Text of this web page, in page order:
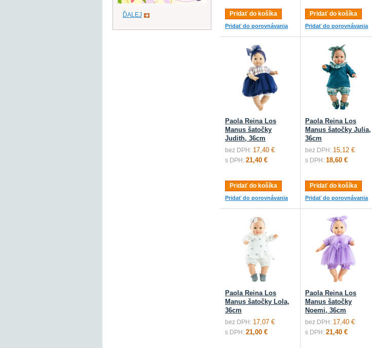
Pridať do košíka
Pridať do porovnávania
Pridať do košíka
Pridať do porovnávania
Paola Reina Los
Manus šatočky
Judith, 36cm
bez DPH: 17,40 €
s DPH: 21,40 €
Pridať do košíka
Pridať do porovnávania
Paola Reina Los
Manus šatočky Julia,
36cm
bez DPH: 15,12 €
s DPH: 18,60 €
Pridať do košíka
Pridať do porovnávania
Paola Reina Los
Manus šatočky Lola,
36cm
bez DPH: 17,07 €
s DPH: 21,00 €
Paola Reina Los
Manus šatočky
Noemi, 36cm
bez DPH: 17,40 €
s DPH: 21,40 €
ĎALEJ